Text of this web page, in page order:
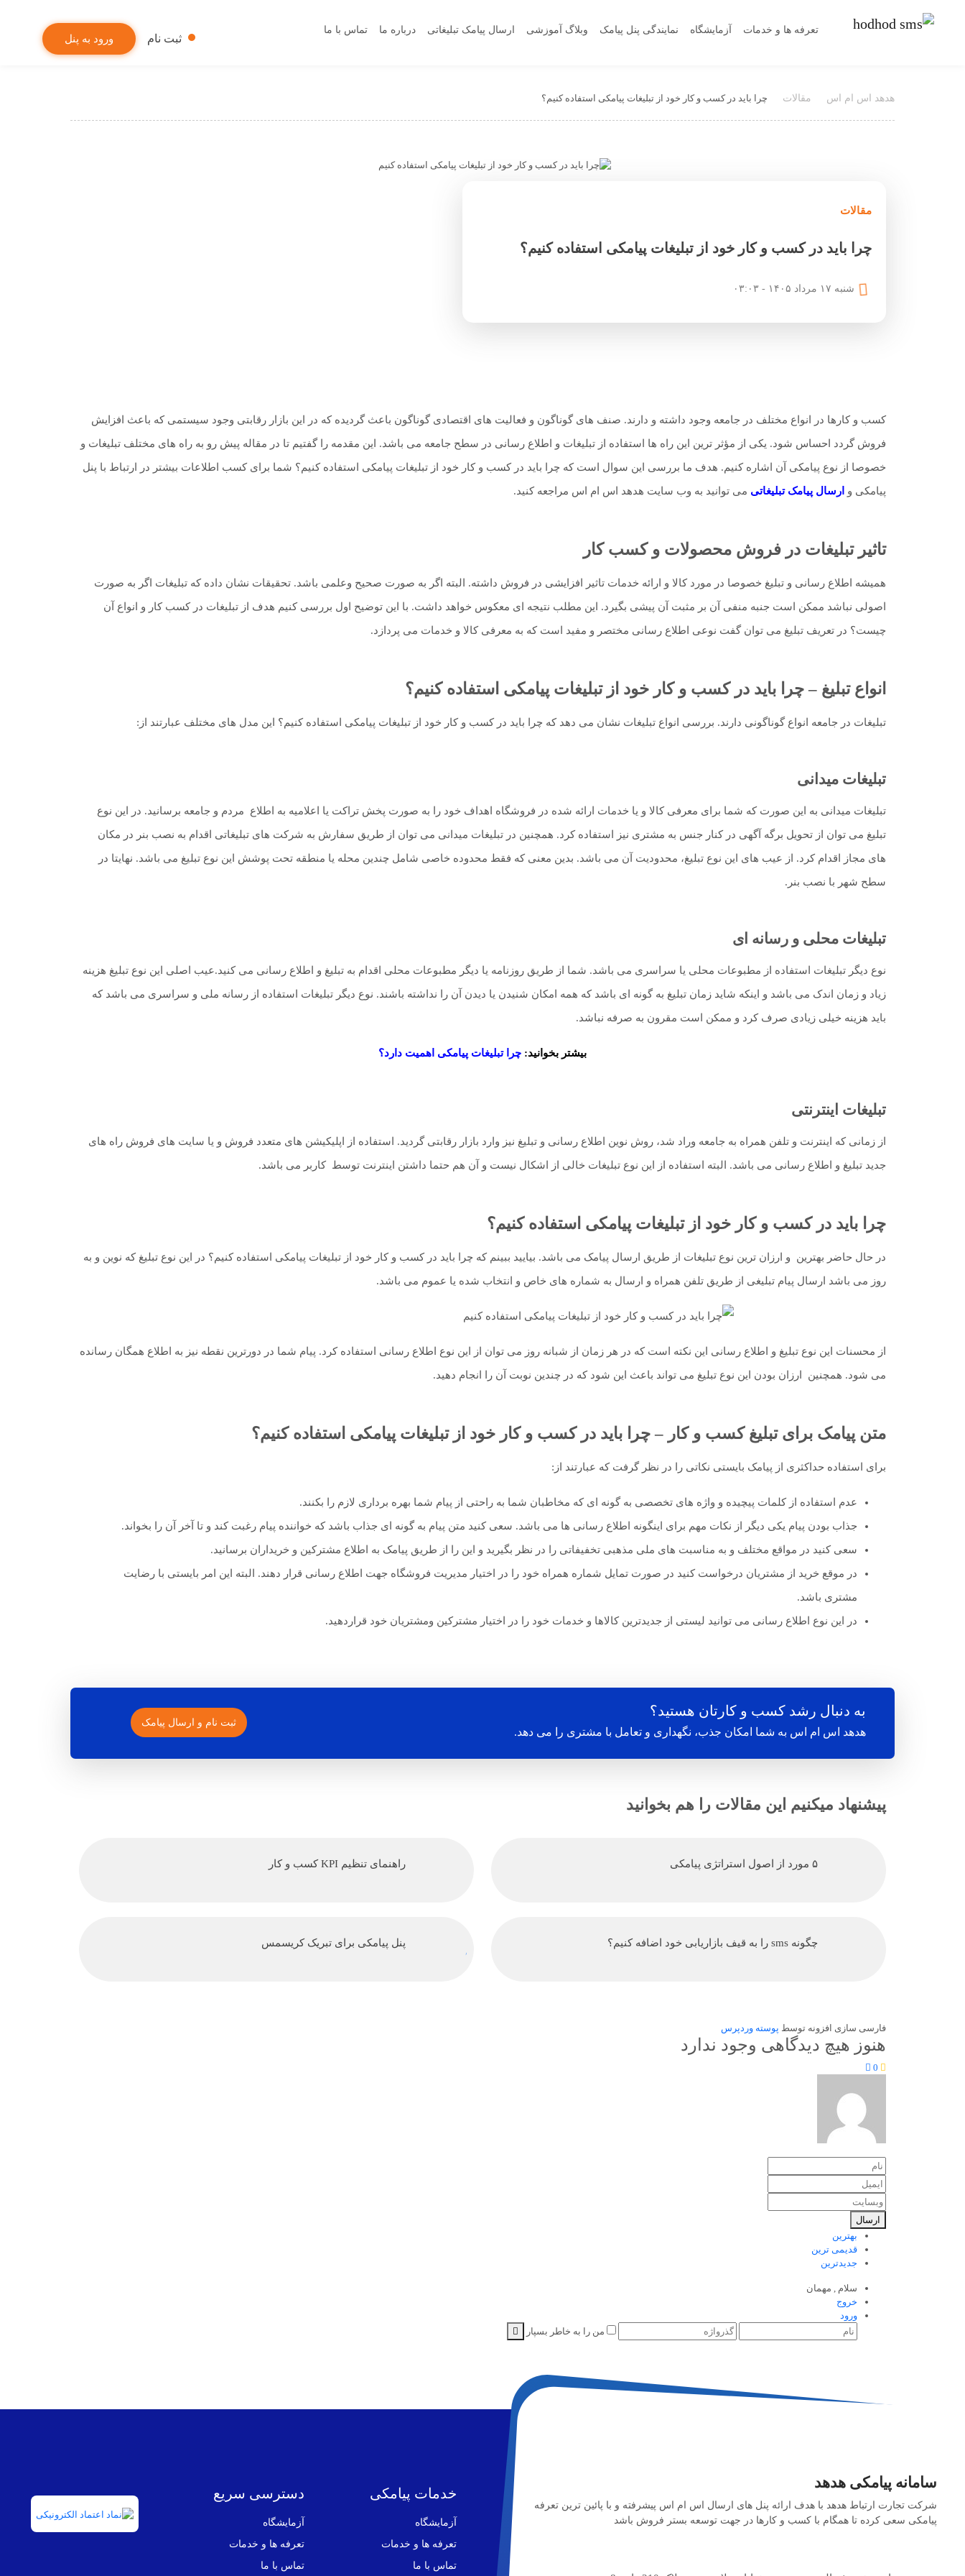
تعرفه ها و خدمات آزمایشگاه نمایندگی پنل پیامک وبلاگ آموزشی ارسال پیامک تبلیغاتی درباره ما تماس با ما
ثبت نام ورود به پنل
هدهد اس ام اس مقالات چرا باید در کسب و کار خود از تبلیغات پیامکی استفاده کنیم؟
مقالات
چرا باید در کسب و کار خود از تبلیغات پیامکی استفاده کنیم؟
شنبه ۱۷ مرداد ۱۴۰۵ - ۰۳:۰۳
کسب و کارها در انواع مختلف در جامعه وجود داشته و دارند. صنف های گوناگون و فعالیت های اقتصادی گوناگون باعث گردیده که در این بازار رقابتی وجود سیستمی که باعث افزایش
فروش گردد احساس شود. یکی از مؤثر ترین این راه ها استفاده از تبلیغات و اطلاع رسانی در سطح جامعه می باشد. این مقدمه را گفتیم تا در مقاله پیش رو به راه های مختلف تبلیغات و
خصوصا از نوع پیامکی آن اشاره کنیم. هدف ما بررسی این سوال است که چرا باید در کسب و کار خود از تبلیغات پیامکی استفاده کنیم؟ شما برای کسب اطلاعات بیشتر در ارتباط با پنل
پیامکی و ارسال پیامک تبلیغاتی می توانید به وب سایت هدهد اس ام اس مراجعه کنید.
تاثیر تبلیغات در فروش محصولات و کسب کار
همیشه اطلاع رسانی و تبلیغ خصوصا در مورد کالا و ارائه خدمات تاثیر افزایشی در فروش داشته. البته اگر به صورت صحیح وعلمی باشد. تحقیقات نشان داده که تبلیغات اگر به صورت
اصولی نباشد ممکن است جنبه منفی آن بر مثبت آن پیشی بگیرد. این مطلب نتیجه ای معکوس خواهد داشت. با این توضیح اول بررسی کنیم هدف از تبلیغات در کسب کار و انواع آن
چیست؟ در تعریف تبلیغ می توان گفت نوعی اطلاع رسانی مختصر و مفید است که به معرفی کالا و خدمات می پردازد.
انواع تبلیغ – چرا باید در کسب و کار خود از تبلیغات پیامکی استفاده کنیم؟
تبلیغات در جامعه انواع گوناگونی دارند. بررسی انواع تبلیغات نشان می دهد که چرا باید در کسب و کار خود از تبلیغات پیامکی استفاده کنیم؟ این مدل های مختلف عبارتند از:
تبلیغات میدانی
تبلیغات میدانی به این صورت که شما برای معرفی کالا و یا خدمات ارائه شده در فروشگاه اهداف خود را به صورت پخش تراکت یا اعلامیه به اطلاع مردم و جامعه برسانید. در این نوع
تبلیغ می توان از تحویل برگه آگهی در کنار جنس به مشتری نیز استفاده کرد. همچنین در تبلیغات میدانی می توان از طریق سفارش به شرکت های تبلیغاتی اقدام به نصب بنر در مکان
های مجاز اقدام کرد. از عیب های این نوع تبلیغ، محدودیت آن می باشد. بدین معنی که فقط محدوده خاصی شامل چندین محله یا منطقه تحت پوشش این نوع تبلیغ می باشد. نهایتا در
سطح شهر با نصب بنر.
تبلیغات محلی و رسانه ای
نوع دیگر تبلیغات استفاده از مطبوعات محلی یا سراسری می باشد. شما از طریق روزنامه یا دیگر مطبوعات محلی اقدام به تبلیغ و اطلاع رسانی می کنید.عیب اصلی این نوع تبلیغ هزینه
زیاد و زمان اندک می باشد و اینکه شاید زمان تبلیغ به گونه ای باشد که همه امکان شنیدن یا دیدن آن را نداشته باشند. نوع دیگر تبلیغات استفاده از رسانه ملی و سراسری می باشد که
باید هزینه خیلی زیادی صرف کرد و ممکن است مقرون به صرفه نباشد.
بیشتر بخوانید: چرا تبلیغات پیامکی اهمیت دارد؟
تبلیغات اینترنتی
از زمانی که اینترنت و تلفن همراه به جامعه وراد شد، روش نوین اطلاع رسانی و تبلیغ نیز وارد بازار رقابتی گردید. استفاده از اپلیکیشن های متعدد فروش و یا سایت های فروش راه های
جدید تبلیغ و اطلاع رسانی می باشد. البته استفاده از این نوع تبلیغات خالی از اشکال نیست و آن هم حتما داشتن اینترنت توسط کاربر می باشد.
چرا باید در کسب و کار خود از تبلیغات پیامکی استفاده کنیم؟
در حال حاضر بهترین و ارزان ترین نوع تبلیغات از طریق ارسال پیامک می باشد. بیایید ببینم که چرا باید در کسب و کار خود از تبلیغات پیامکی استفاده کنیم؟ در این نوع تبلیغ که نوین و به
روز می باشد ارسال پیام تبلیغی از طریق تلفن همراه و ارسال به شماره های خاص و انتخاب شده یا عموم می باشد.
از محسنات این نوع تبلیغ و اطلاع رسانی این نکته است که در هر زمان از شبانه روز می توان از این نوع اطلاع رسانی استفاده کرد. پیام شما در دورترین نقطه نیز به اطلاع همگان رسانده
می شود. همچنین ارزان بودن این نوع تبلیغ می تواند باعث این شود که در چندین نوبت آن را انجام دهید.
متن پیامک برای تبلیغ کسب و کار – چرا باید در کسب و کار خود از تبلیغات پیامکی استفاده کنیم؟
برای استفاده حداکثری از پیامک بایستی نکاتی را در نظر گرفت که عبارتند از:
عدم استفاده از کلمات پیچیده و واژه های تخصصی به گونه ای که مخاطبان شما به راحتی از پیام شما بهره برداری لازم را بکنند.
جذاب بودن پیام یکی دیگر از نکات مهم برای اینگونه اطلاع رسانی ها می باشد. سعی کنید متن پیام به گونه ای جذاب باشد که خواننده پیام رغبت کند و تا آخر آن را بخواند.
سعی کنید در مواقع مختلف و به مناسبت های ملی مذهبی تخفیفاتی را در نظر بگیرید و این را از طریق پیامک به اطلاع مشترکین و خریداران برسانید.
در موقع خرید از مشتریان درخواست کنید در صورت تمایل شماره همراه خود را در اختیار مدیریت فروشگاه جهت اطلاع رسانی قرار دهند. البته این امر بایستی با رضایت
مشتری باشد.
در این نوع اطلاع رسانی می توانید لیستی از جدیدترین کالاها و خدمات خود را در اختیار مشترکین ومشتریان خود قراردهید.
به دنبال رشد کسب و کارتان هستید؟
هدهد اس ام اس به شما امکان جذب، نگهداری و تعامل با مشتری را می دهد.
ثبت نام و ارسال پیامک
پیشنهاد میکنیم این مقالات را هم بخوانید
۵ مورد از اصول استراتژی پیامکی راهنمای تنظیم KPI کسب و کار
چگونه sms را به قیف بازاریابی خود اضافه کنیم؟ پنل پیامکی برای تبریک کریسمس
فارسی سازی افزونه توسط پوسته وردپرس
هنوز هیچ دیدگاهی وجود ندارد
0
ارسال
بهترین
قدیمی ترین
جدیدترین
سلام , مهمان
خروج
ورود
من را به خاطر بسپار
سامانه پیامکی هدهد
شرکت تجارت ارتباط هدهد با هدف ارائه پنل های ارسال اس ام اس پیشرفته و با پائین ترین تعرفه
پیامکی سعی کرده تا همگام با کسب و کارها در جهت توسعه بستر فروش باشد
خدمات پیامکی
آزمایشگاه
تعرفه ها و خدمات
تماس با ما
دسترسی سریع
آزمایشگاه
تعرفه ها و خدمات
تماس با ما